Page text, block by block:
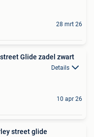
28 mrt 26
Glide zadel zwart
Details
10 apr 26
street glide